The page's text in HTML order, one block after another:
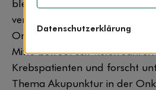
bleibt wenig Raum, um den
verarbeiten. Die Ärztliche
Onkologie an den KEM |
Mitte betreut seit vielen
Krebspatienten und forscht
Thema Akupunktur in der
Datenschutzerklärung